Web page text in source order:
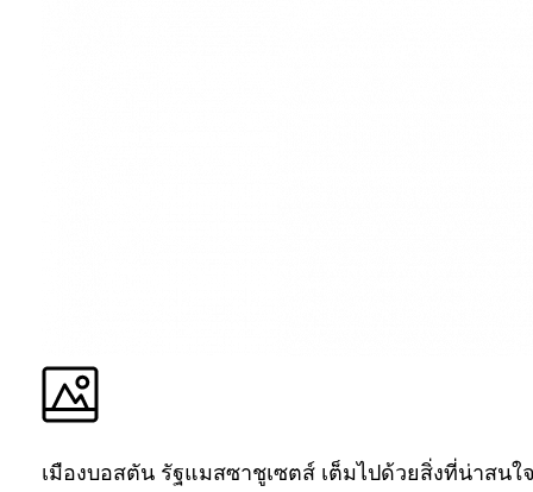
เมืองบอสตัน รัฐแมสซาชูเซตส์ เต็มไปด้วยสิ่งที่น่าสนใ